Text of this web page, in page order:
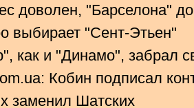
доволен, "Барселона"
выбирает "Сент-Этьен"
как и "Динамо", забрал
Кобин подписал
заменил Шатских